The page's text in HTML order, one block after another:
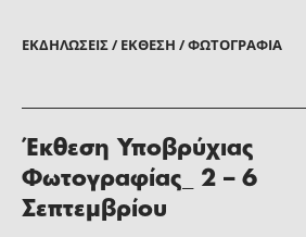
ΕΚΔΗΛΏΣΕΙΣ / ΈΚΘΕΣΗ / ΦΩΤΟΓΡΑΦΊΑ
Έκθεση Υποβρύχιας
Φωτογραφίας_ 2 – 6
Σεπτεμβρίου